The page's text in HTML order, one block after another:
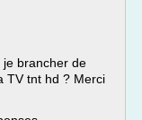
je brancher de
TV tnt hd ? Merci